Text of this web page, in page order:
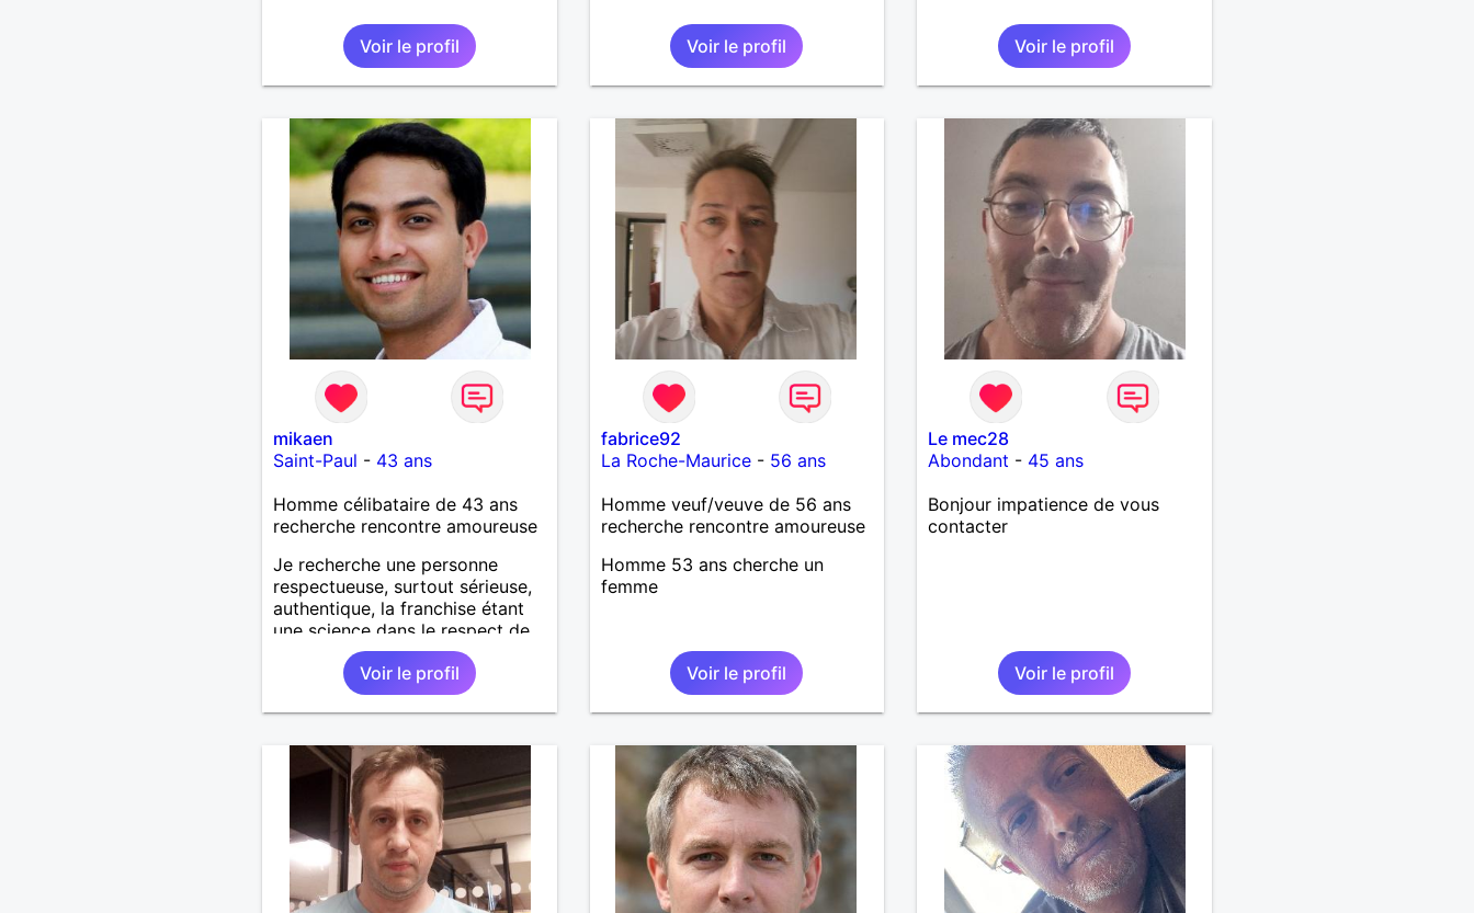
Voir le profil Voir le profil Voir le profil
mikaen
Saint-Paul - 43 ans
Homme célibataire de 43 ans
recherche rencontre amoureuse
Je recherche une personne
respectueuse, surtout sérieuse,
authentique, la franchise étant
une science dans le respect de
soi et envers les autres.
Voir le profil
fabrice92
La Roche-Maurice- 56 ans
Homme veuf/veuve de 56 ans
recherche rencontre amoureuse
Homme 53 ans cherche un
femme
Voir le profil
Le mec28
Abondant - 45 ans
Bonjour impatience de vous
contacter
Voir le profil